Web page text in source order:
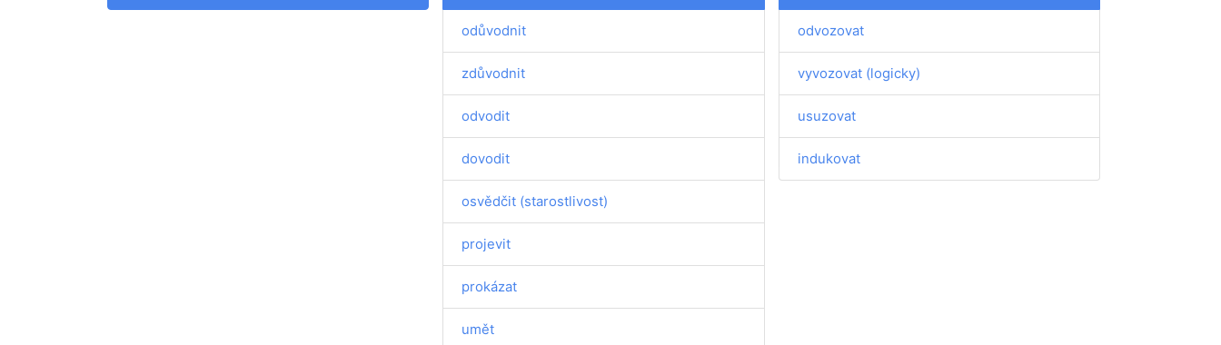
odůvodnit
zdůvodnit
odvodit
dovodit
osvědčit (starostlivost)
projevit
prokázat
umět
odvozovat
vyvozovat (logicky)
usuzovat
indukovat